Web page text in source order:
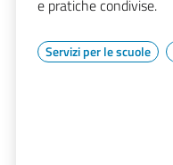
e pratiche condivise.
Servizi per le scuole